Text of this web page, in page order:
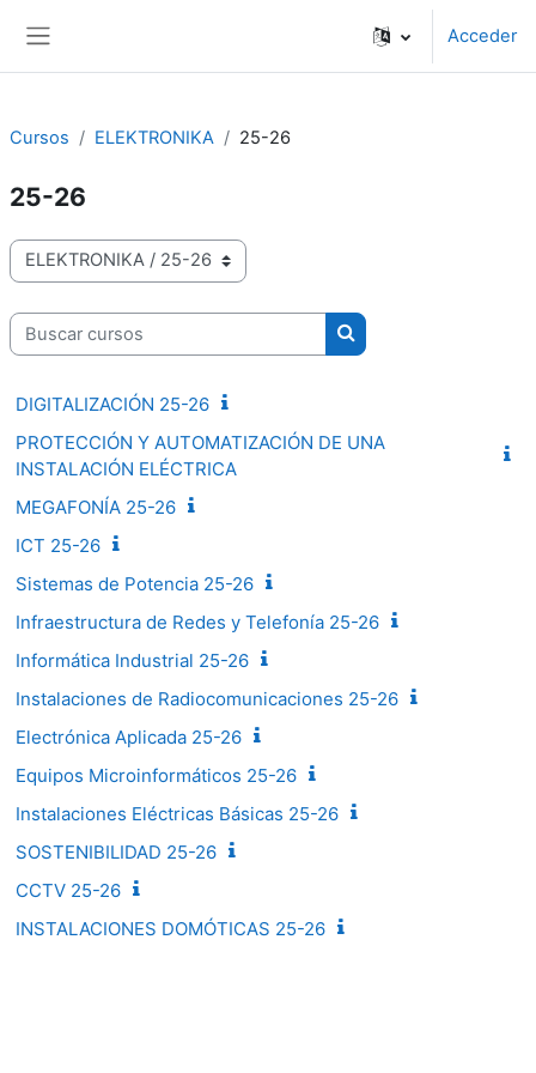
Acceder
Cursos ELEKTRONIKA 25-26
25-26
Categorías
Buscar cursos
Buscar cursos
DIGITALIZACIÓN 25-26
PROTECCIÓN Y AUTOMATIZACIÓN DE UNA
INSTALACIÓN ELÉCTRICA
MEGAFONÍA 25-26
ICT 25-26
Sistemas de Potencia 25-26
Infraestructura de Redes y Telefonía 25-26
Informática Industrial 25-26
Instalaciones de Radiocomunicaciones 25-26
Electrónica Aplicada 25-26
Equipos Microinformáticos 25-26
Instalaciones Eléctricas Básicas 25-26
SOSTENIBILIDAD 25-26
CCTV 25-26
INSTALACIONES DOMÓTICAS 25-26